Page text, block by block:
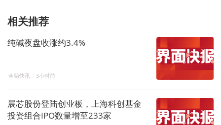
相关推荐
纯碱夜盘收涨约3.4%
金融快讯 3小时前
展芯股份登陆创业板，上海科创基金
投资组合IPO数量增至233家